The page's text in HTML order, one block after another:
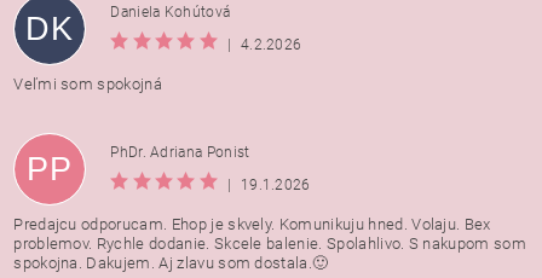
DK
Daniela Kohútová
|
4.2.2026
Veľmi som spokojná
PP
PhDr. Adriana Ponist
|
19.1.2026
Predajcu odporucam. Ehop je skvely. Komunikuju hned. Volaju. Bex
problemov. Rychle dodanie. Skcele balenie. Spolahlivo. S nakupom som
spokojna. Dakujem. Aj zlavu som dostala.🙂